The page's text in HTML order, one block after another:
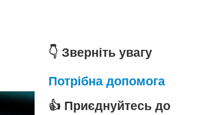
👇 Зверніть увагу
Потрібна допомога
👍 Приєднуйтесь до